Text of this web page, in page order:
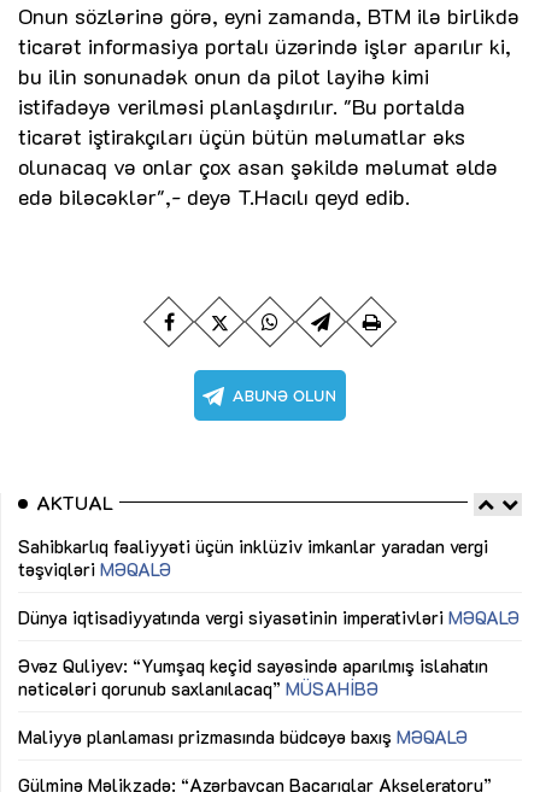
Onun sözlərinə görə, eyni zamanda, BTM ilə birlikdə
ticarət informasiya portalı üzərində işlər aparılır ki,
bu ilin sonunadək onun da pilot layihə kimi
istifadəyə verilməsi planlaşdırılır. "Bu portalda
ticarət iştirakçıları üçün bütün məlumatlar əks
olunacaq və onlar çox asan şəkildə məlumat əldə
edə biləcəklər",- deyə T.Hacılı qeyd edib.
AKTUAL
Sahibkarlıq fəaliyyəti üçün inklüziv imkanlar yaradan vergi
təşviqləri MƏQALƏ
Dünya iqtisadiyyatında vergi siyasətinin imperativləri MƏQALƏ
Əvəz Quliyev: “Yumşaq keçid sayəsində aparılmış islahatın
nəticələri qorunub saxlanılacaq” MÜSAHİBƏ
Maliyyə planlaması prizmasında büdcəyə baxış MƏQALƏ
Gülminə Məlikzadə: “Azərbaycan Bacarıqlar Akseleratoru”